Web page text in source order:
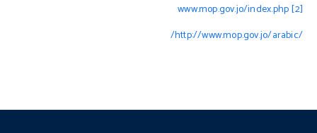
[2]
www.mop.gov.jo/index.php
/http://www.mop.gov.jo/arabic/